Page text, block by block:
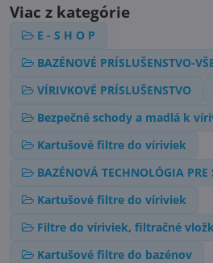
Viac z kategórie
E - S H O P
BAZÉNOVÉ PRÍSLUŠENSTVO-
VÍRIVKOVÉ PRÍSLUŠENSTVO
Bezpečné schody a madlá k
Kartušové filtre do víriviek
BAZÉNOVÁ TECHNOLÓGIA
Kartušové filtre do víriviek
Filtre do víriviek, filtračné
Kartušové filtre do bazénov